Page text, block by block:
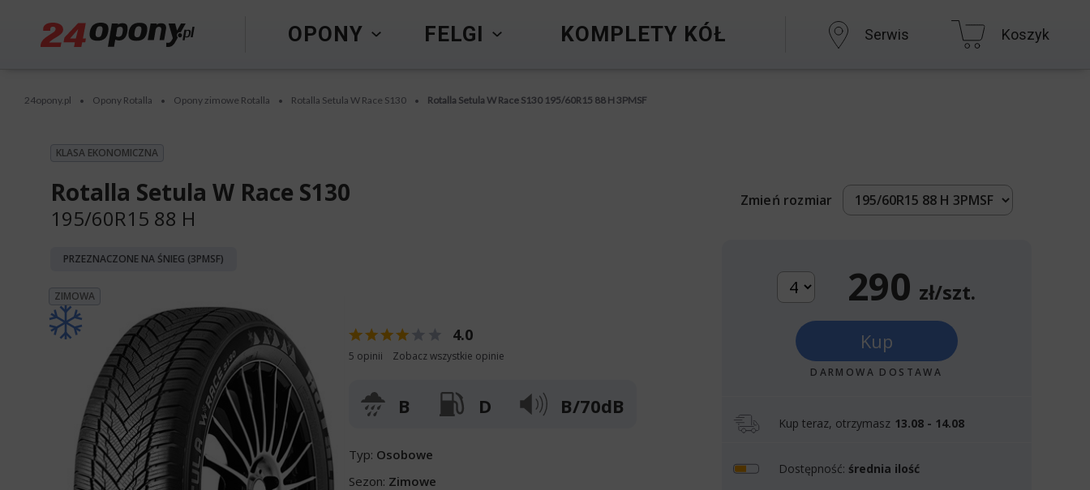
OPONY FELGI KOMPLETY KÓŁ Serwis Koszyk
24opony.pl • Opony Rotalla • Opony zimowe Rotalla • Rotalla Setula W Race S130 • Rotalla Setula W Race S130 195/60R15 88 H 3PMSF
KLASA EKONOMICZNA
Rotalla Setula W Race S130
195/60R15 88 H
PRZEZNACZONE NA ŚNIEG (3PMSF)
ZIMOWA
4.0
5 opinii Zobacz wszystkie opinie
B D B/70dB
Typ: Osobowe
Sezon: Zimowe
Zmień rozmiar
290 zł/szt.
Kup
DARMOWA DOSTAWA
Kup teraz, otrzymasz 13.08 - 14.08
Dostępność: średnia ilość